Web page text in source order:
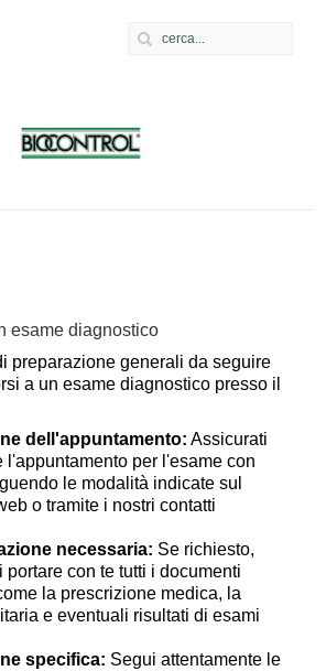
esame diagnostico
preparazione generali da seguire
a un esame diagnostico presso il
dell'appuntamento: Assicurati
l'appuntamento per l'esame con
le modalità indicate sul
o tramite i nostri contatti
necessaria: Se richiesto,
portare con te tutti i documenti
la prescrizione medica, la
e eventuali risultati di esami
specifica: Segui attentamente le